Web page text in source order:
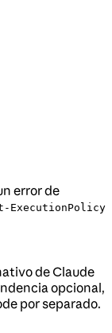
error de
ExecutionPolicy
de Claude
opcional,
por separado.